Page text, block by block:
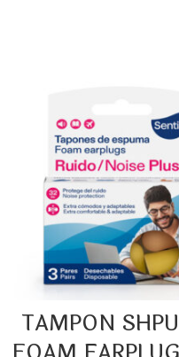
Ruaje në këtë shfletues
TAMPON